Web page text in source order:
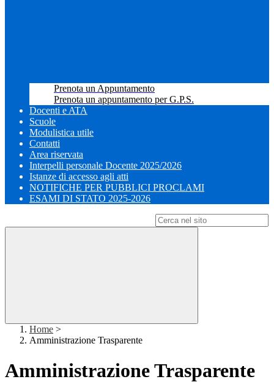
Prenota un Appuntamento
Prenota un appuntamento per G.P.S.
Docenti e ATA
Scuole
Modulistica utile
Contatti
Area riservata
Interpelli personale Docente 2025/2026
Istanze di accesso agli atti
NOTIFICHE PER PUBBLICI PROCLAMI
ESAMI DI STATO 2025-2026
Home >
Amministrazione Trasparente
Amministrazione Trasparente